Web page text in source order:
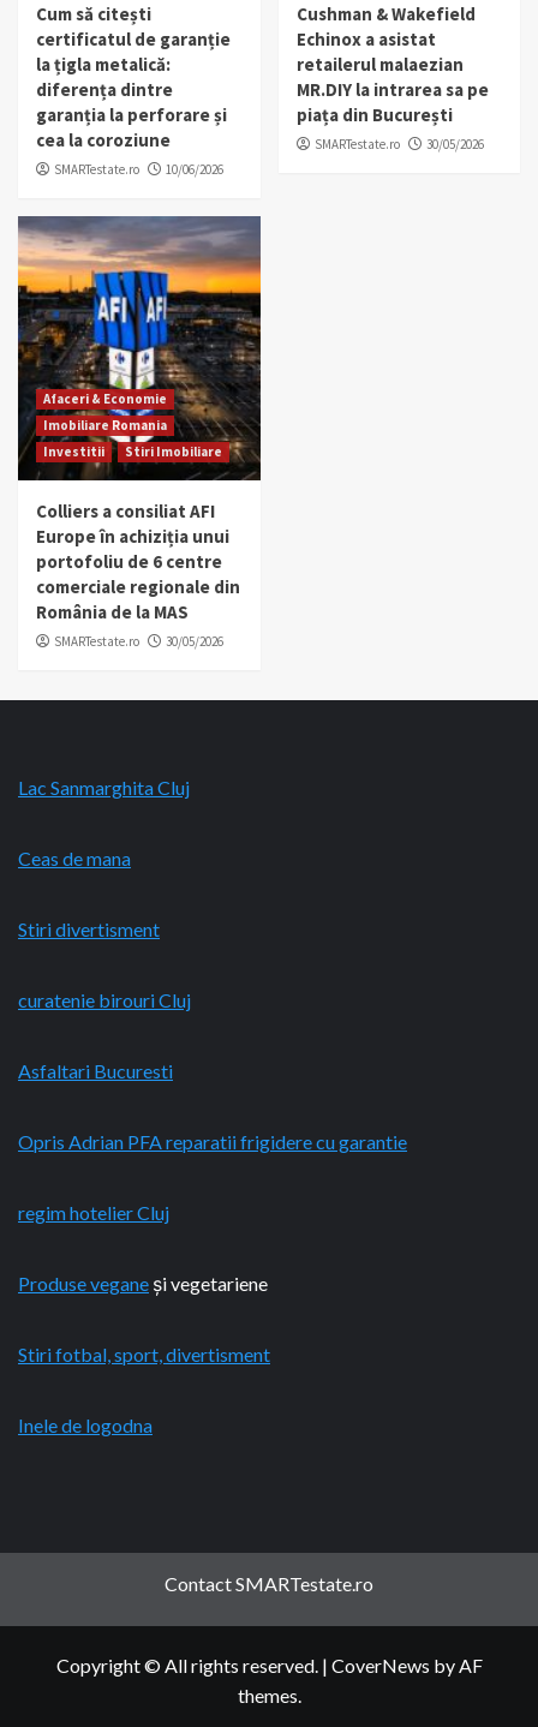
Cum să citești
certificatul de garanție
la țigla metalică:
diferența dintre
garanția la perforare și
cea la coroziune
SMARTestate.ro 10/06/2026
Cushman & Wakefield
Echinox a asistat
retailerul malaezian
MR.DIY la intrarea sa pe
piața din București
SMARTestate.ro 30/05/2026
Afaceri & Economie
Imobiliare Romania
Investitii
Stiri Imobiliare
Colliers a consiliat AFI
Europe în achiziția unui
portofoliu de 6 centre
comerciale regionale din
România de la MAS
SMARTestate.ro 30/05/2026
Lac Sanmarghita Cluj
Ceas de mana
Stiri divertisment
curatenie birouri Cluj
Asfaltari Bucuresti
Opris Adrian PFA reparatii frigidere cu garantie
regim hotelier Cluj
Produse vegane și vegetariene
Stiri fotbal, sport, divertisment
Inele de logodna
Contact SMARTestate.ro
Copyright © All rights reserved. | CoverNews by AF
themes.